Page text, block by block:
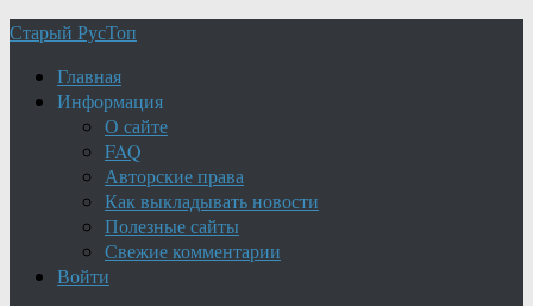
Старый РусТоп
Главная
Информация
О сайте
FAQ
Авторские права
Как выкладывать новости
Полезные сайты
Свежие комментарии
Войти